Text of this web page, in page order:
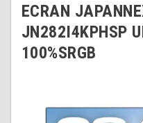
ECRAN
JN282I4KPHSP
100%SRGB